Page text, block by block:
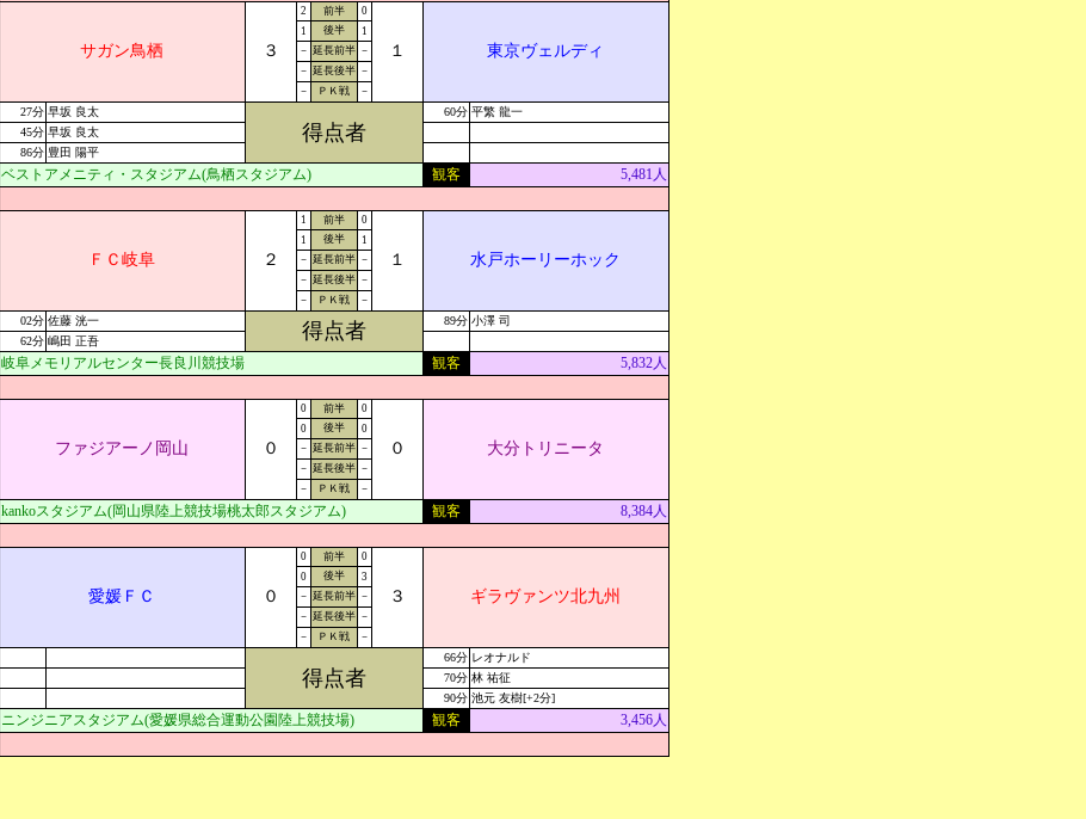
サガン鳥栖 ３
2 前半 0
１ 東京ヴェルディ
1 後半
1
－ 延長前半 －
－ 延長後半 －
－
ＰＫ戦 －
27分 早坂 良太
得点者
60分 平繁 龍一
45分 早坂 良太
86分 豊田 陽平
ベストアメニティ・スタジアム(鳥栖スタジアム) 観客
5,481人
ＦＣ岐阜 ２
1 前半 0
１ 水戸ホーリーホック
1 後半
1
－ 延長前半 －
－ 延長後半 －
－
ＰＫ戦 －
02分 佐藤 洸一 得点者 89分 小澤 司
62分 嶋田 正吾
岐阜メモリアルセンター長良川競技場 観客
5,832人
ファジアーノ岡山 ０
0 前半 0
０ 大分トリニータ
0 後半
0
－ 延長前半 －
－ 延長後半 －
－
ＰＫ戦 －
kankoスタジアム(岡山県陸上競技場桃太郎スタジアム) 観客
8,384人
愛媛ＦＣ ０
0 前半 0
３ ギラヴァンツ北九州
0 後半
3
－ 延長前半 －
－ 延長後半 －
－
ＰＫ戦 －
得点者
66分 レオナルド
70分 林 祐征
90分 池元 友樹[+2分]
ニンジニアスタジアム(愛媛県総合運動公園陸上競技場) 観客
3,456人